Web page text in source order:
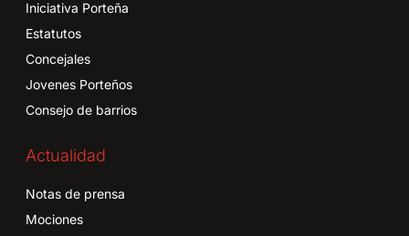
Iniciativa Porteña
Estatutos
Concejales
Jovenes Porteños
Consejo de barrios
Actualidad
Notas de prensa
Mociones